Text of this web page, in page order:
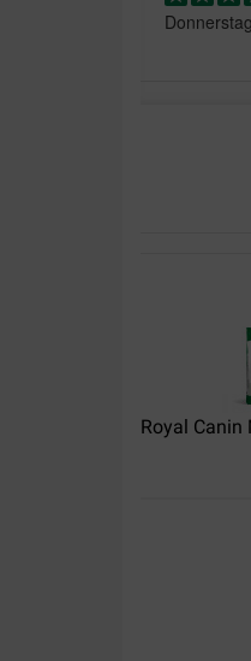
Gute
Royal Canin